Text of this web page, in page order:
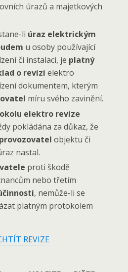
úrazů a majetkových
li úraz elektrickým
u osoby používající
či instalaci, je platný
o revizi elektro
dokumentem, kterým
míru svého zavinění.
elektro revize
pokládána za důkaz, že
objektu či
nastal.
proti škodě
nebo třetím
, nemůže-li se
platným protokolem
REVIZE